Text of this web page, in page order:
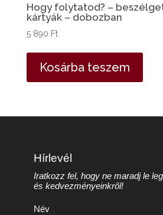
Hogy folytatod? –
kártyák – dobozban
5 890 Ft
Kosárba teszem
Hírlevél
Iratkozz fel, hogy ne maradj le
és kedvezményeinkről!
Név